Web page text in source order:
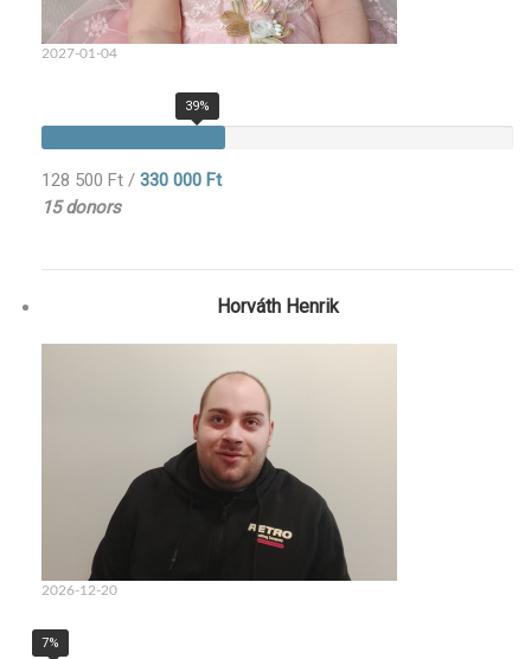
2027-01-04
39%
128 500 Ft / 330 000 Ft
15 donors
Horváth Henrik
2026-12-20
7%